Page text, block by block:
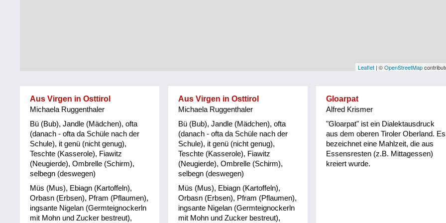
Leaflet | ©OpenStreetMap
Aus Virgen in Osttirol
Michaela Ruggenthaler
Bü (Bub), Jandle (Mädchen), ofta
(danach - ofta da Schüle nach der
Schule), it genü (nicht genug),
Teschte (Kasserole), Fiawitz
(Neugierde), Ombrelle (Schirm),
selbegn (deswegen)
Müs (Mus), Ebiagn (Kartoffeln),
Orbasn (Erbsen), Pfram (Pflaumen),
ingsante Nigelan (Germteignockerln
mit Mohn und Zucker bestreut),
Aus Virgen in Osttirol
Michaela Ruggenthaler
Bü (Bub), Jandle (Mädchen), ofta
(danach - ofta da Schüle nach der
Schule), it genü (nicht genug),
Teschte (Kasserole), Fiawitz
(Neugierde), Ombrelle (Schirm),
selbegn (deswegen)
Müs (Mus), Ebiagn (Kartoffeln),
Orbasn (Erbsen), Pfram (Pflaumen),
ingsante Nigelan (Germteignockerln
mit Mohn und Zucker bestreut),
Gloarpat
Alfred Krismer
"Gloarpat" ist ein Dialektausdruck
aus dem oberen Tiroler Oberland. Es
bezeichnet eine Mahlzeit, die aus
Essensresten (z.B. Mittagessen)
kreiert wurde.